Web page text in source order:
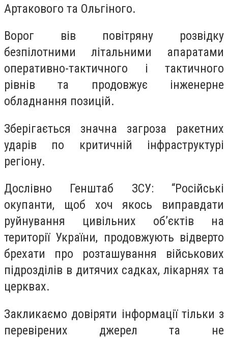
Артакового та Ольгіного.
Ворог вів повітряну розвідку
безпілотними літальними апаратами
оперативно-тактичного і тактичного
рівнів та продовжує інженерне
обладнання позицій.
Зберігається значна загроза ракетних
ударів по критичній інфраструктурі
регіону.
Дослівно Генштаб ЗСУ: “Російські
окупанти, щоб хоч якось виправдати
руйнування цивільних об’єктів на
території України, продовжують відверто
брехати про розташування військових
підрозділів в дитячих садках, лікарнях та
церквах.
Закликаємо довіряти інформації тільки з
перевірених джерел та не